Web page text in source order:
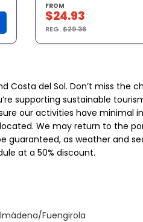
FROM
$24.93
REG.$29.36
Costa del Sol. Don’t miss
supporting sustainable
our activities have
We may return to the
guaranteed, as weather and
at a 50% discount.
Fuengirola